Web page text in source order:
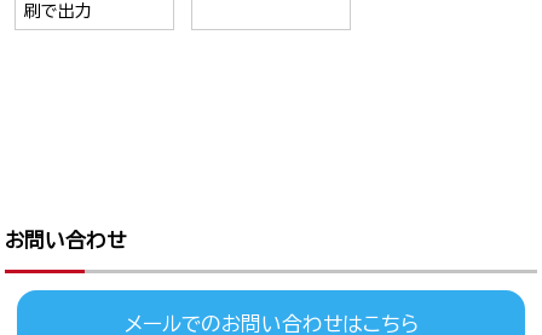
刷で出力
お問い合わせ
メールでのお問い合わせはこちら